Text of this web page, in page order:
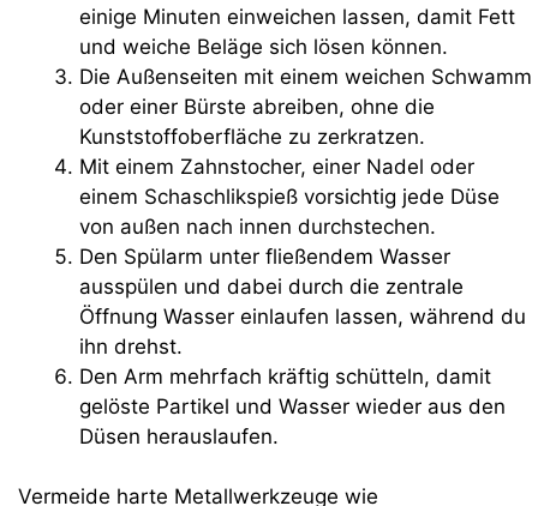
einige Minuten einweichen lassen, damit Fett
und weiche Beläge sich lösen können.
Die Außenseiten mit einem weichen Schwamm
oder einer Bürste abreiben, ohne die
Kunststoffoberfläche zu zerkratzen.
Mit einem Zahnstocher, einer Nadel oder
einem Schaschlikspieß vorsichtig jede Düse
von außen nach innen durchstechen.
Den Spülarm unter fließendem Wasser
ausspülen und dabei durch die zentrale
Öffnung Wasser einlaufen lassen, während du
ihn drehst.
Den Arm mehrfach kräftig schütteln, damit
gelöste Partikel und Wasser wieder aus den
Düsen herauslaufen.
Vermeide harte Metallwerkzeuge wie